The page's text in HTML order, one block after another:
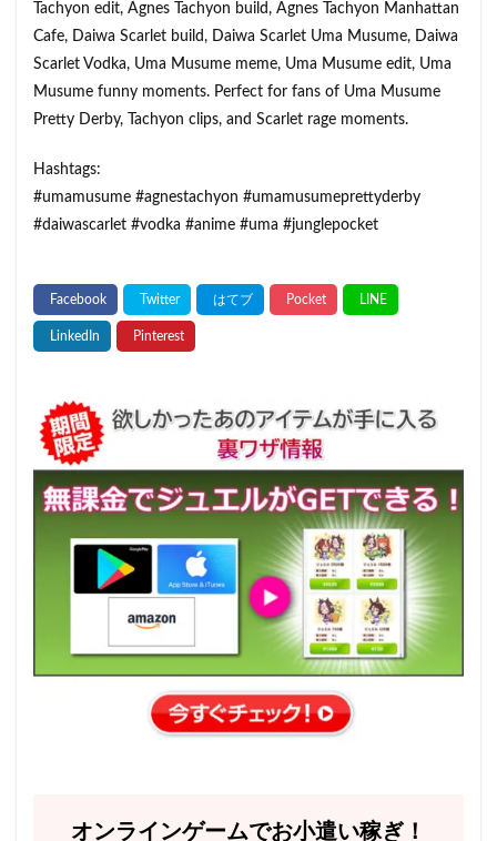
Tachyon edit, Agnes Tachyon build, Agnes Tachyon Manhattan
Cafe, Daiwa Scarlet build, Daiwa Scarlet Uma Musume, Daiwa
Scarlet Vodka, Uma Musume meme, Uma Musume edit, Uma
Musume funny moments. Perfect for fans of Uma Musume
Pretty Derby, Tachyon clips, and Scarlet rage moments.
Hashtags:
#umamusume​ #agnestachyon​ #umamusumeprettyderby​
#daiwascarlet​ #vodka​ #anime​ #uma​ #junglepocket​
オンラインゲームでお小遣い稼ぎ！